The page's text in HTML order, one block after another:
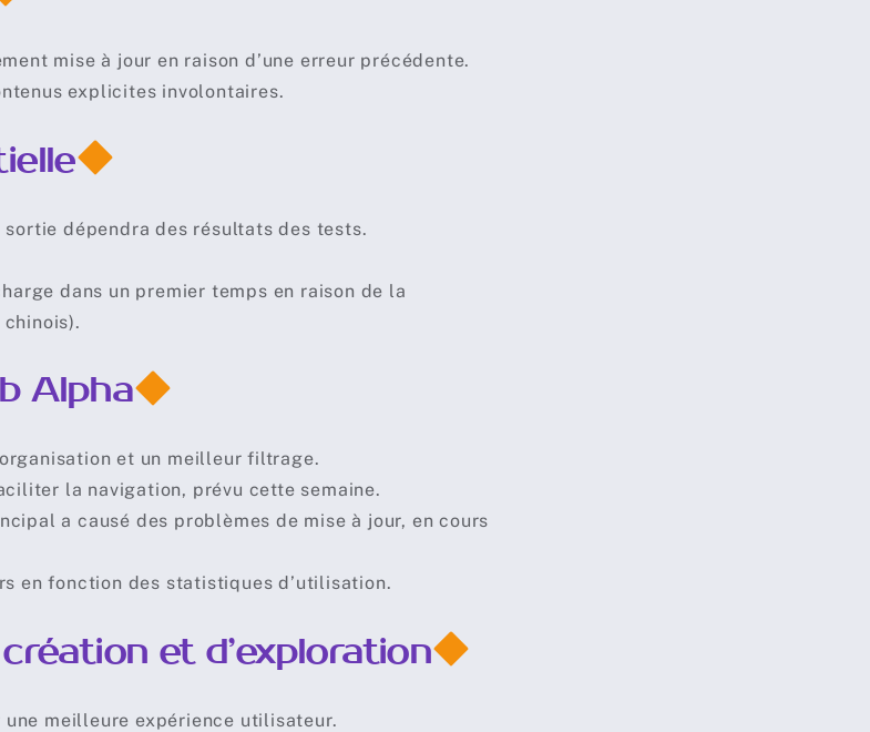
mise à jour en raison d’une erreur précédente.
explicites involontaires.
dépendra des résultats des tests.
dans un premier temps en raison de la
Alpha
et un meilleur filtrage.
la navigation, prévu cette semaine.
a causé des problèmes de mise à jour, en cours
en fonction des statistiques d’utilisation.
et d’exploration
meilleure expérience utilisateur.